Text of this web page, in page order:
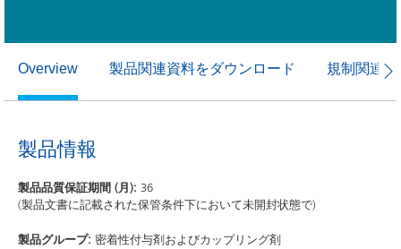
Overview 製品関連資料をダウンロード 規制関連
製品情報
製品品質保証期間 (月): 36
(製品文書に記載された保管条件下において未開封状態で)
製品グループ: 密着性付与剤およびカップリング剤